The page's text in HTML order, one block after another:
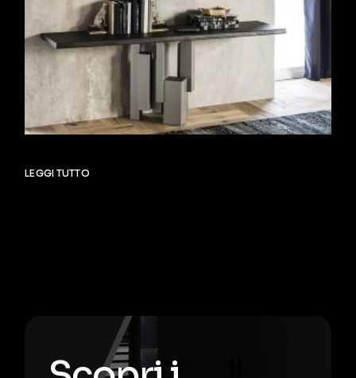
LEGGI TUTTO